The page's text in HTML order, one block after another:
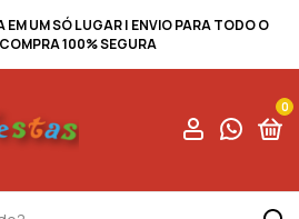
UM SÓ LUGAR | ENVIO PARA TODO O
100% SEGURA
0